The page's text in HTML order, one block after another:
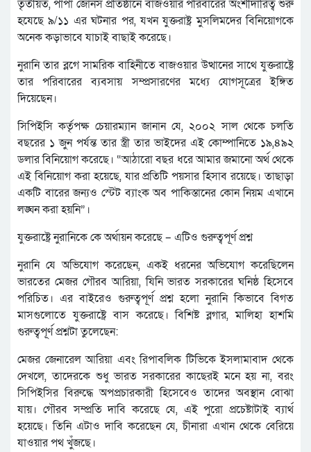
তৃতীয়ত, পাপা জোনস প্রতিষ্ঠানে বাজওয়ার পরিবারের অংশীদারিত্ব শুরু
হযেছে ৯/১১ এর ঘটনার পর, যখন যুক্তরাষ্ট্র মুসলিমদের বিনিয়োগকে
অনেক কড়াভাবে যাচাই বাছাই করেছে।
নুরানি তার ব্লগে সামরিক বাহিনীতে বাজওয়ার উত্থানের সাথে যুক্তরাষ্ট্রে
তার পরিবারের ব্যবসায় সম্প্রসারণের মধ্যে যোগসূত্রের ইঙ্গিত
দিয়েছেন।
সিপিইসি কর্তৃপক্ষ চেয়ারম্যান জানান যে, ২০০২ সাল থেকে চলতি
বছরের ১ জুন পর্যন্ত তার স্ত্রী তার ভাইদের এই কোম্পানিতে ১৯,৪৯২
ডলার বিনিয়োগ করেছে। “আঠারো বছর ধরে আমার জমানো অর্থ থেকে
এই বিনিয়োগ করা হয়েছে, যার প্রতিটি পয়সার হিসাব রয়েছে। তাছাড়া
একটি বারের জন্যও স্টেট ব্যাংক অব পাকিস্তানের কোন নিয়ম এখানে
লঙ্ঘন করা হয়নি”।
যুক্তরাষ্ট্রে নুরানিকে কে অর্থায়ন করেছে – এটিও গুরুত্বপূর্ণ প্রশ্ন
নুরানি যে অভিযোগ করেছেন, একই ধরনের অভিযোগ করেছিলেন
ভারতের মেজর গৌরব আরিয়া, যিনি ভারত সরকারের ঘনিষ্ঠ হিসেবে
পরিচিত। এর বাইরেও গুরুত্বপূর্ণ প্রশ্ন হলো নুরানি কিভাবে বিগত
মাসগুলোতে যুক্তরাষ্ট্রে বাস করেছে। বিশিষ্ট ব্লগার, মালিহা হাশমি
গুরুত্বপূর্ণ প্রশ্নটা তুলেছেন:
মেজর জেনারেল আরিয়া এবং রিপাবলিক টিভিকে ইসলামাবাদ থেকে
দেখলে, তাদেরকে শুধু ভারত সরকারের কাছেরই মনে হয় না, বরং
সিপিইসির বিরুদ্ধে অপপ্রচারকারী হিসেবেও তাদের অবস্থান বোঝা
যায়। গৌরব সম্প্রতি দাবি করেছে যে, এই পুরো প্রচেষ্টাটাই ব্যার্থ
হয়েছে। তিনি এটাও দাবি করেছেন যে, চীনারা এখান থেকে বেরিয়ে
যাওয়ার পথ খুঁজছে।